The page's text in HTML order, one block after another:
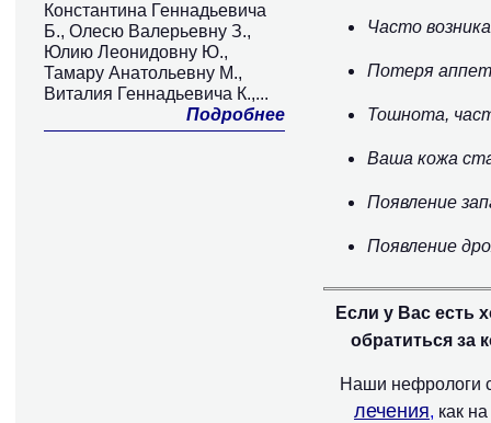
Часто
Потеря
Тошнота,
Ваша кожа
Появление
Появление
Если у Вас есть
обратиться за
Наши нефрологи
лечения, как
Константина Геннадьевича
Б., Олесю Валерьевну З.,
Юлию Леонидовну Ю.,
Тамару Анатольевну М.,
Виталия Геннадьевича К.,...
Подробнее